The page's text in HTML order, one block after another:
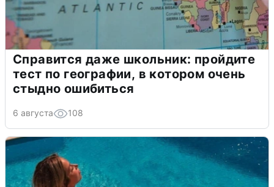
Справится даже школьник: пройдите
тест по географии, в котором очень
стыдно ошибиться
6 августа 108